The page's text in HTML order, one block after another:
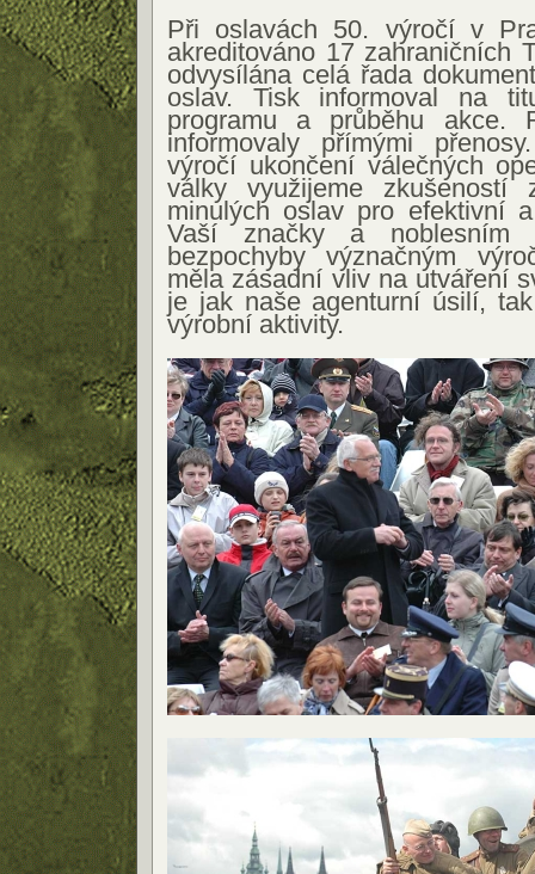
Při oslavách 50. výročí v
akreditováno 17 zahraničních
odvysílána celá řada
oslav. Tisk informoval na
programu a průběhu akce.
informovaly přímými
výročí ukončení válečných
války využijeme zkušeností
minulých oslav pro efektivní
Vaší značky a noblesním
bezpochyby význačným
měla zásadní vliv na utváření
je jak naše agenturní úsilí,
výrobní aktivity.